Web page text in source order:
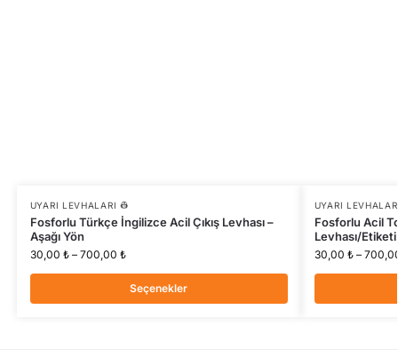
UYARI LEVHALARI 👷
Fosforlu Türkçe İngilizce Acil Çıkış Levhası –
Aşağı Yön
30,00 ₺ – 700,00 ₺
Seçenekler
UYARI
Fosforlu Acil
Levhası/Etiketi
30,00 ₺ –